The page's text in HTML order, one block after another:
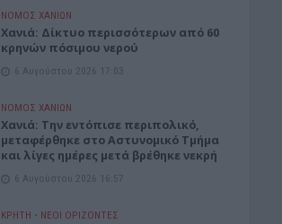
ΝΟΜΌΣ ΧΑΝΊΩΝ
Xανιά: Δίκτυο περισσότερων από 60
κρηνών πόσιμου νερού
6 Αυγούστου 2026 17:03
ΝΟΜΌΣ ΧΑΝΊΩΝ
Χανιά: Την εντόπισε περιπολικό,
μεταφέρθηκε στο Αστυνομικό Τμήμα
και λίγες ημέρες μετά βρέθηκε νεκρή
6 Αυγούστου 2026 16:57
ΚΡΗΤΗ • ΝΕΟΙ ΟΡΙΖΟΝΤΕΣ